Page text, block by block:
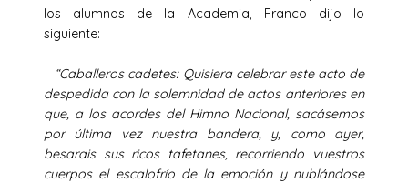
los alumnos de la Academia, Franco dijo lo
siguiente:
“Caballeros cadetes: Quisiera celebrar este acto de
despedida con la solemnidad de actos anteriores en
que, a los acordes del Himno Nacional, sacásemos
por última vez nuestra bandera, y, como ayer,
besarais sus ricos tafetanes, recorriendo vuestros
cuerpos el escalofrío de la emoción y nublándose